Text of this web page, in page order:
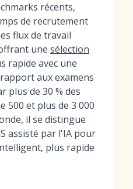
récents,
de recrutement
flux de travail
une sélection
rapide avec une
aux examens
plus de 30 % des
500 et plus de 3 000
il se distingue
assisté par l'IA pour
plus rapide